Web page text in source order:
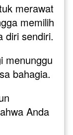
merawat
memilih
diri sendiri.
menunggu
bahagia.
Anda